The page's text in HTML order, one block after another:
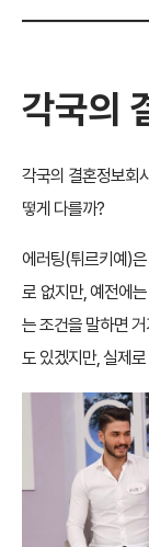
각국의
각국의 결혼정보회
떻게 다를까?
에러팅(튀르키예)
로 없지만, 예전에
는 조건을 말하면
도 있겠지만, 실제